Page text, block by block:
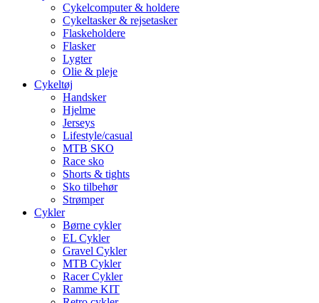
Cykelcomputer & holdere
Cykeltasker & rejsetasker
Flaskeholdere
Flasker
Lygter
Olie & pleje
Cykeltøj
Handsker
Hjelme
Jerseys
Lifestyle/casual
MTB SKO
Race sko
Shorts & tights
Sko tilbehør
Strømper
Cykler
Børne cykler
EL Cykler
Gravel Cykler
MTB Cykler
Racer Cykler
Ramme KIT